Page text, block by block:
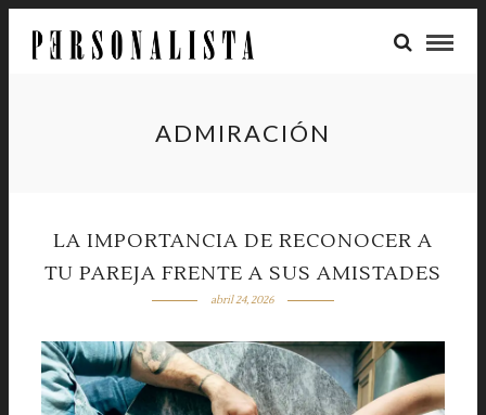
ADMIRACIÓN
LA IMPORTANCIA DE RECONOCER A
TU PAREJA FRENTE A SUS AMISTADES
abril 24, 2026